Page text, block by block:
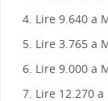
Lire 9.640 a
Lire 3.765 a
Lire 9.000 a
Lire 12.270